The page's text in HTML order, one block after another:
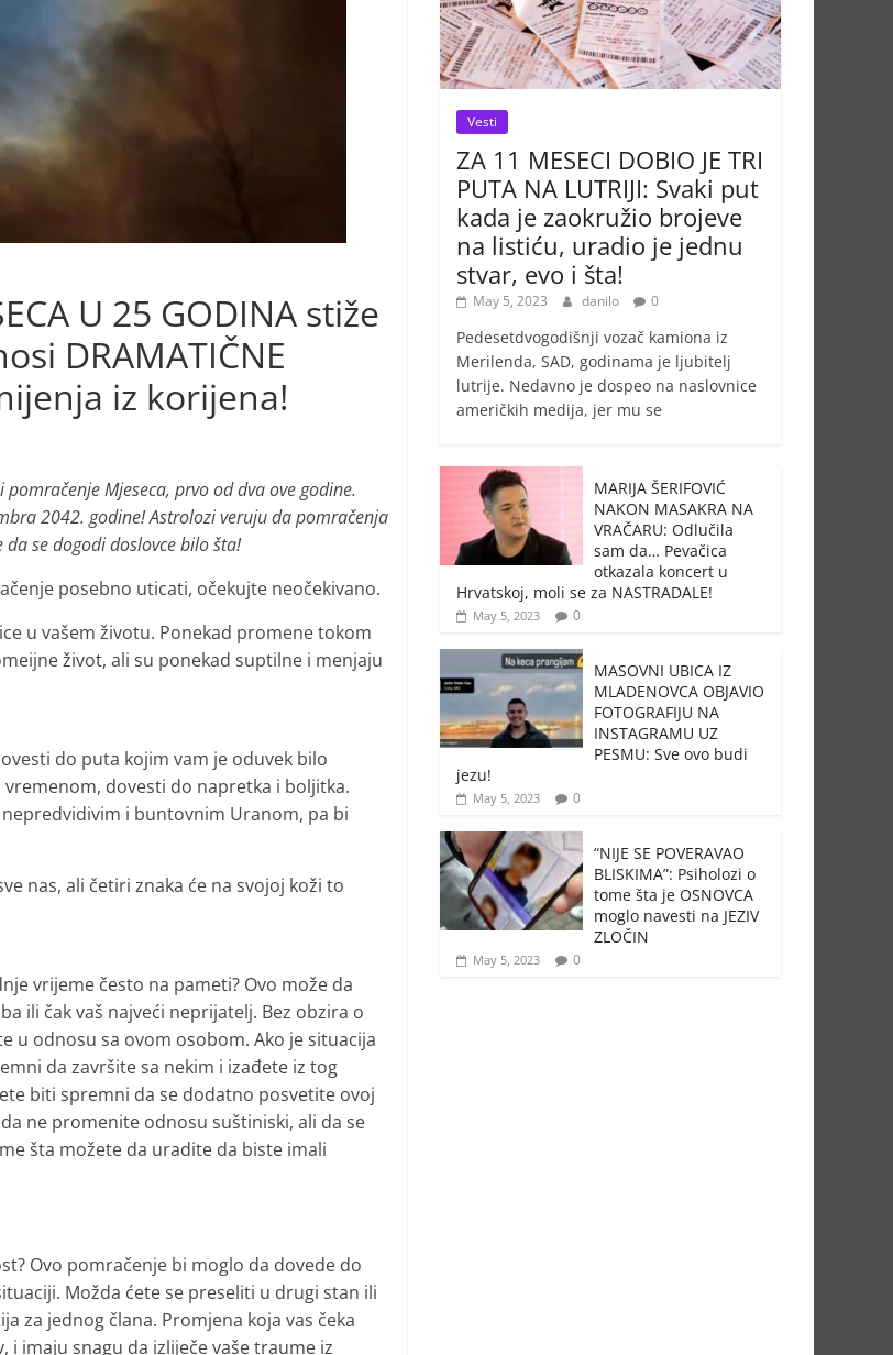
U 25 GODINA stiže
DRAMATIČNE
iz korijena!
Mjeseca, prvo od dva ove godine.
2042. godine! Astrolozi veruju da pomračenja
se dogodi doslovce bilo šta!
posebno uticati, očekujte neočekivano.
u vašem životu. Ponekad promene tokom
život, ali su ponekad suptilne i menjaju
do puta kojim vam je oduvek bilo
dovesti do napretka i boljitka.
i buntovnim Uranom, pa bi
nas, ali četiri znaka će na svojoj koži to
vrijeme često na pameti? Ovo može da
ili čak vaš najveći neprijatelj. Bez obzira o
u odnosu sa ovom osobom. Ako je situacija
da završite sa nekim i izađete iz tog
biti spremni da se dodatno posvetite ovoj
ne promenite odnosu suštiniski, ali da se
šta možete da uradite da biste imali
Ovo pomračenje bi moglo da dovede do
Možda ćete se preseliti u drugi stan ili
za jednog člana. Promjena koja vas čeka
i imaju snagu da izliječe vaše traume iz
Vesti
ZA 11 MESECI DOBIO JE TRI
PUTA NA LUTRIJI: Svaki put
kada je zaokružio brojeve
na listiću, uradio je jednu
stvar, evo i šta!
May 5, 2023 danilo 0
Pedesetdvogodišnji vozač kamiona iz
Merilenda, SAD, godinama je ljubitelj
lutrije. Nedavno je dospeo na naslovnice
američkih medija, jer mu se
MARIJA ŠERIFOVIĆ
NAKON MASAKRA NA
VRAČARU: Odlučila
sam da… Pevačica
otkazala koncert u
Hrvatskoj, moli se za NASTRADALE!
May 5, 2023 0
MASOVNI UBICA IZ
MLADENOVCA OBJAVIO
FOTOGRAFIJU NA
INSTAGRAMU UZ
PESMU: Sve ovo budi
jezu!
May 5, 2023 0
“NIJE SE POVERAVAO
BLISKIMA”: Psiholozi o
tome šta je OSNOVCA
moglo navesti na JEZIV
ZLOČIN
May 5, 2023 0